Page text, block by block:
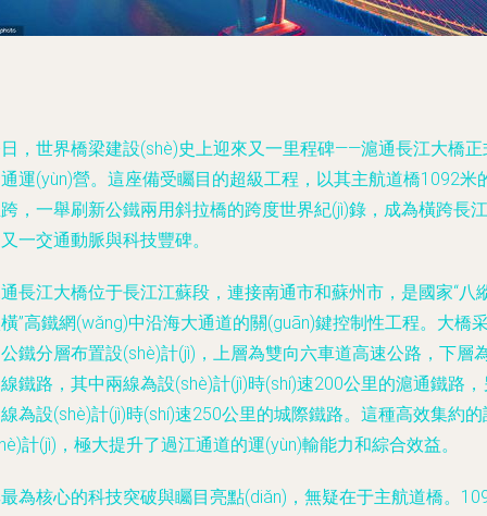
，世界橋梁建設(shè)史上迎來又一里程碑——滬通長江大橋正
運(yùn)營。這座備受矚目的超級工程，以其主航道橋1092米
，一舉刷新公鐵兩用斜拉橋的跨度世界紀(jì)錄，成為橫跨長江
一交通動脈與科技豐碑。
長江大橋位于長江江蘇段，連接南通市和蘇州市，是國家“八
”高鐵網(wǎng)中沿海大通道的關(guān)鍵控制性工程。大橋
鐵分層布置設(shè)計(jì)，上層為雙向六車道高速公路，下層
鐵路，其中兩線為設(shè)計(jì)時(shí)速200公里的滬通鐵路，
為設(shè)計(jì)時(shí)速250公里的城際鐵路。這種高效集約的
計(jì)，極大提升了過江通道的運(yùn)輸能力和綜合效益。
為核心的科技突破與矚目亮點(diǎn)，無疑在于主航道橋。